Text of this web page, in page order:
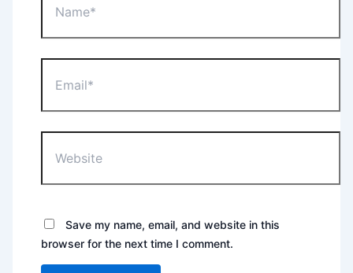
Save my name, email, and website in this
browser for the next time I comment.